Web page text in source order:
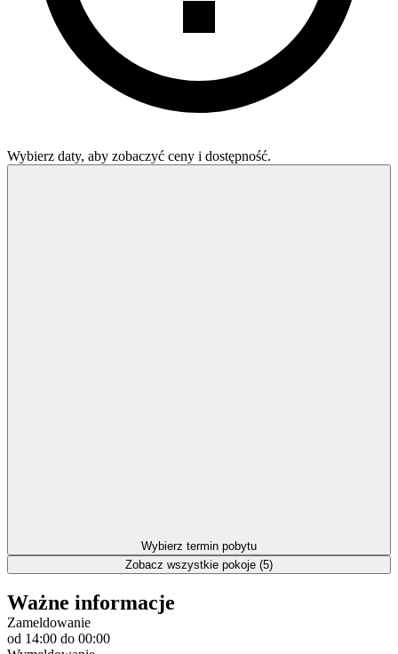
Wybierz daty, aby zobaczyć ceny i dostępność.
Wybierz termin pobytu
Zobacz wszystkie pokoje (5)
Ważne informacje
Zameldowanie
od 14:00 do 00:00